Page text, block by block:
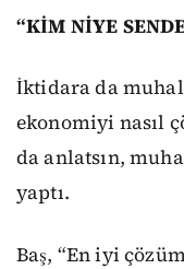
“KİM NİYE
İktidara da
ekonomiyi nasıl
da anlatsın,
yaptı.
Baş, “En iyi